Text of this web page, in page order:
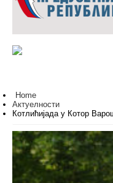
Home
Актуелности
Котлићијада у Котор